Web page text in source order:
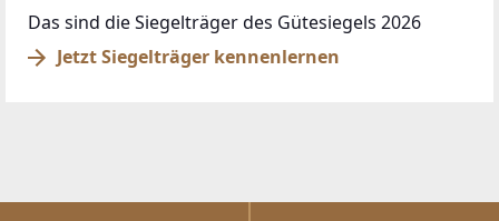
Das sind die Siegelträger des Gütesiegels 2026
Jetzt Siegelträger kennenlernen